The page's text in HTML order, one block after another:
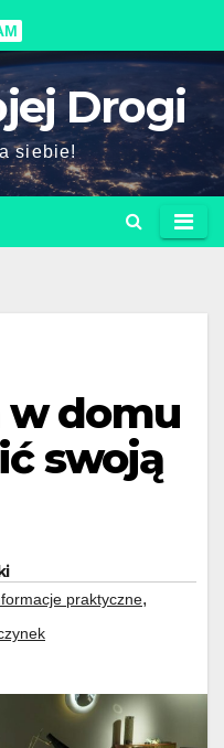
Drogi
siebie!
domu
swoją
praktyczne,